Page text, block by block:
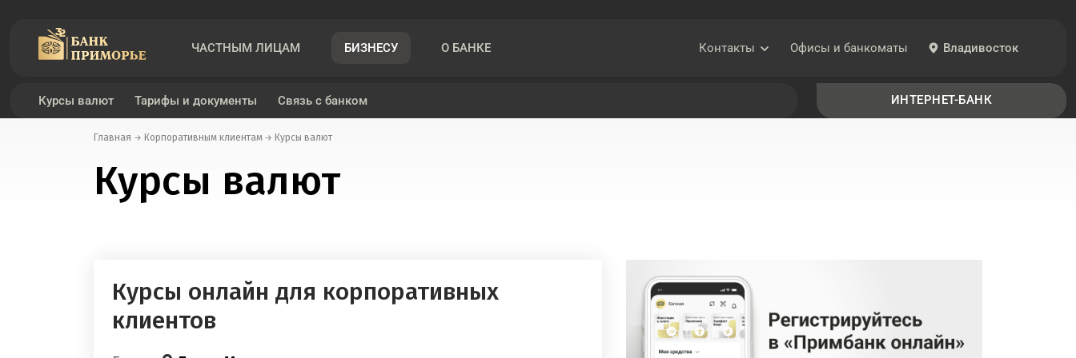
ЧАСТНЫМ ЛИЦАМ БИЗНЕСУ О БАНКЕ Контакты Офисы и банкоматы
8 (800) 200-20-86
Связь с Банком
Владивосток
Курсы валют Тарифы и документы Связь с банком ИНТЕРНЕТ-БАНК
Главная Корпоративным клиентам Курсы валют
Курсы валют
Курсы онлайн для корпоративных
клиентов